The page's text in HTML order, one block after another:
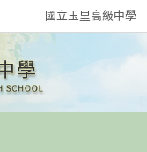
國立玉里高級中學